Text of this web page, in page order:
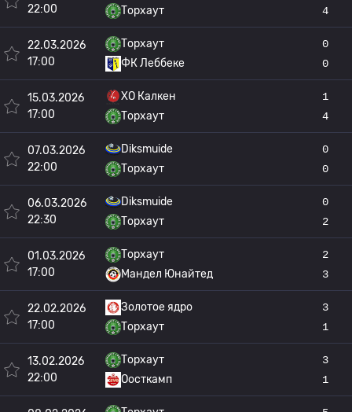
22:00
Торхаут
4
22.03.2026
17:00
Торхаут
ФК Леббеке
0
0
15.03.2026
17:00
ХО Калкен
Торхаут
1
4
07.03.2026
22:00
Diksmuide
Торхаут
0
0
06.03.2026
22:30
Diksmuide
Торхаут
0
2
01.03.2026
17:00
Торхаут
Мандел Юнайтед
2
3
22.02.2026
17:00
Золотое ядро
Торхаут
3
1
13.02.2026
22:00
Торхаут
Оосткамп
3
1